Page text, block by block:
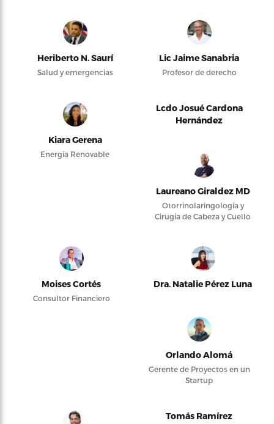
Heriberto N. Saurí
Salud y emergencias
Lic Jaime Sanabria
Profesor de derecho
Kiara Gerena
Energía Renovable
Lcdo Josué Cardona
Hernández
Laureano Giraldez MD
Otorrinolaringología y
Cirugía de Cabeza y Cuello
Moises Cortés
Consultor Financiero
Dra. Natalie Pérez Luna
Orlando Alomá
Gerente de Proyectos en un
Startup
Tomás Ramírez